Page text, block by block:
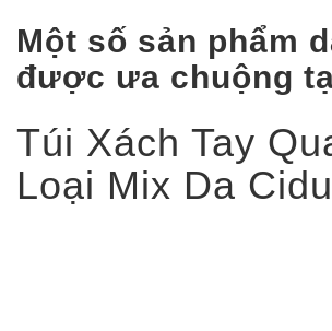
Một số sản phẩm
được ưa chuộng
Túi Xách Tay
Loại Mix Da